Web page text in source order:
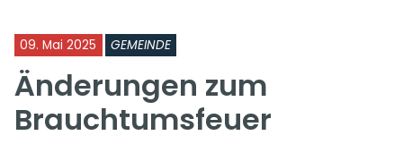
09. Mai 2025 GEMEINDE
Änderungen zum
Brauchtumsfeuer